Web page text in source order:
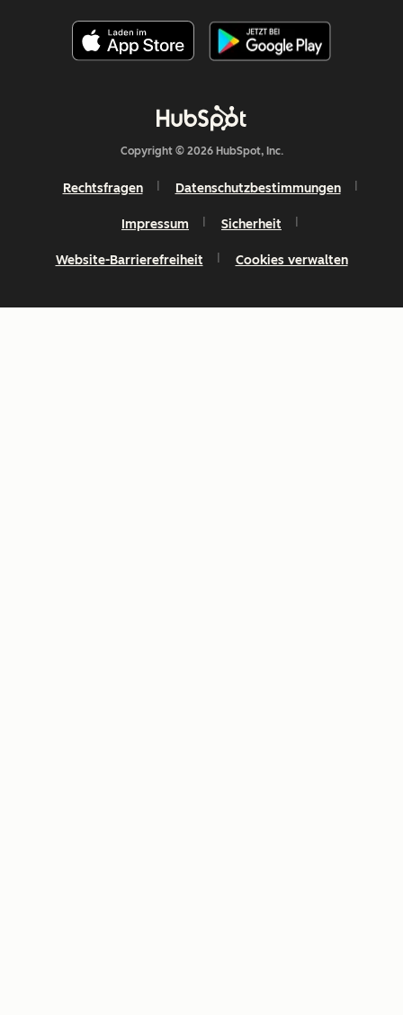
Copyright © 2026 HubSpot, Inc.
Rechtsfragen Datenschutzbestimmungen
Impressum Sicherheit
Website-Barrierefreiheit Cookies verwalten